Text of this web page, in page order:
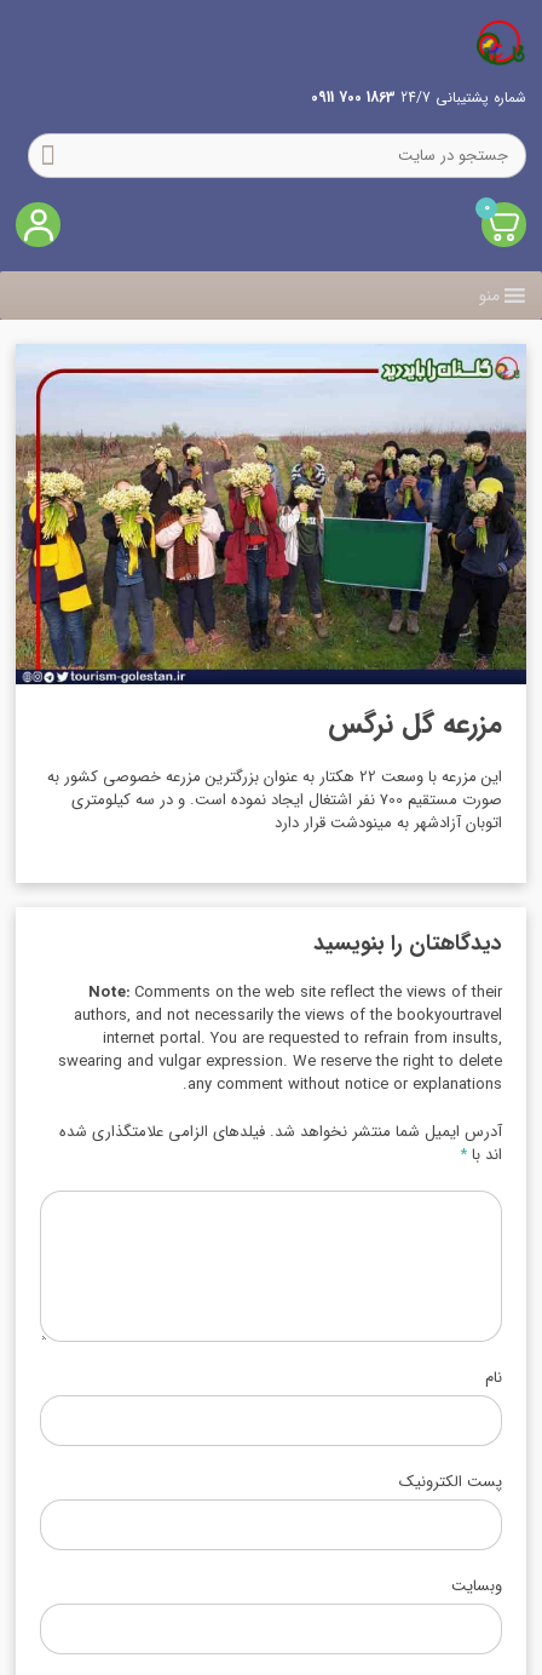
شماره پشتیبانی 24/7 1863 700 0911
0
منو
مزرعه گل نرگس
این مزرعه با وسعت 22 هکتار به عنوان بزرگترین مزرعه خصوصی کشور به
صورت مستقیم 700 نفر اشتغال ایجاد نموده است. و در سه کیلومتری
اتوبان آزادشهر به مینودشت قرار دارد
دیدگاهتان را بنویسید
Note:Comments on the web site reflect the views of their
authors, and not necessarily the views of the bookyourtravel
internet portal. You are requested to refrain from insults,
swearing and vulgar expression. We reserve the right to delete
any comment without notice or explanations.
آدرس ایمیل شما منتشر نخواهد شد. فیلدهای الزامی علامتگذاری شده
اند با*
نام
پست الکترونیک
وبسایت